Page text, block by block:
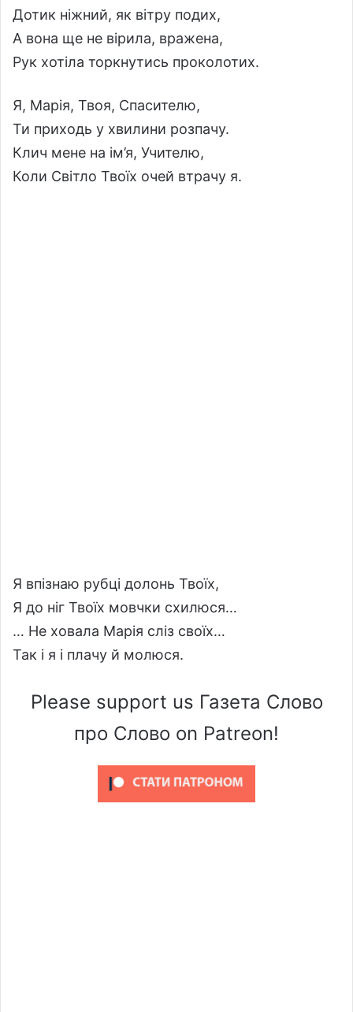
Дотик ніжний, як вітру подих,
А вона ще не вірила, вражена,
Рук хотіла торкнутись проколотих.
Я, Марія, Твоя, Спасителю,
Ти приходь у хвилини розпачу.
Клич мене на ім’я, Учителю,
Коли Світло Твоїх очей втрачу я.
Я впізнаю рубці долонь Твоїх,
Я до ніг Твоїх мовчки схилюся…
… Не ховала Марія сліз своїх…
Так і я і плачу й молюся.
Please support us Газета Слово
про Слово on Patreon!